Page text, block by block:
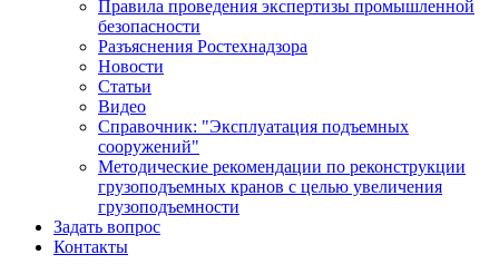
Правила проведения экспертизы промышленной
безопасности
Разъяснения Ростехнадзора
Новости
Статьи
Видео
Справочник: "Эксплуатация подъемных
сооружений"
Методические рекомендации по реконструкции
грузоподъемных кранов с целью увеличения
грузоподъемности
Задать вопрос
Контакты